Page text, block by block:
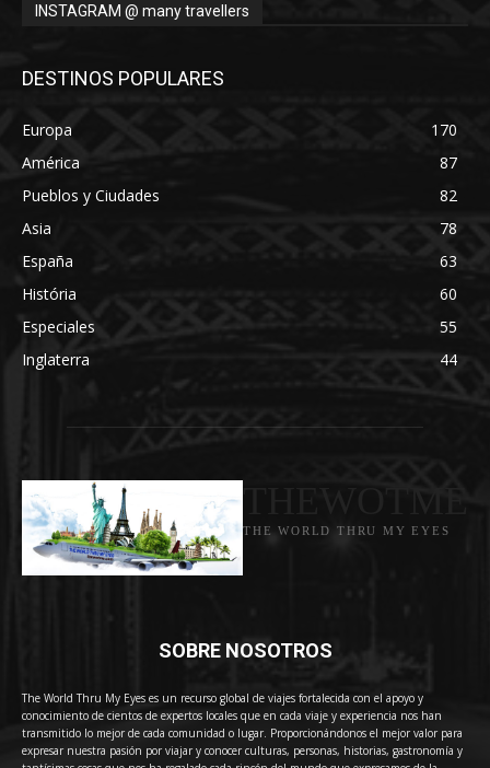
INSTAGRAM @ many travellers
DESTINOS POPULARES
Europa
170
América
87
Pueblos y Ciudades
82
Asia
78
España
63
História
60
Especiales
55
Inglaterra
44
THE WORLD THRU MY EYES
SOBRE NOSOTROS
The World Thru My Eyes es un recurso global de viajes fortalecida con el apoyo y
conocimiento de cientos de expertos locales que en cada viaje y experiencia nos han
transmitido lo mejor de cada comunidad o lugar. Proporcionándonos el mejor valor para
expresar nuestra pasión por viajar y conocer culturas, personas, historias, gastronomía y